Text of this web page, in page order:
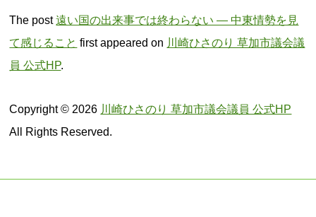
The post遠い国の出来事では終わらない ― 中東情勢を見
て感じること first appeared on 川崎ひさのり 草加市議会議
員 公式HP.
Copyright © 2026 川崎ひさのり 草加市議会議員 公式HP
All Rights Reserved.